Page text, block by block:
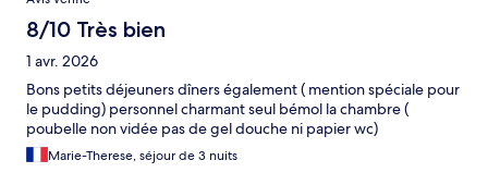
8/10 Très bien
1 avr. 2026
Bons petits déjeuners dîners également ( mention spéciale pour
le pudding) personnel charmant seul bémol la chambre (
poubelle non vidée pas de gel douche ni papier wc)
Marie-Therese, séjour de 3 nuits